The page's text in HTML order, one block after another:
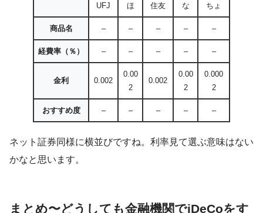
UFJ
ほ
住友
な
ちょ
商品名 – – – – –
経費率（％） – – – – –
金利 0.002
0.00
2
0.002
0.00
2
0.000
2
おすすめ度 – – – – –
ネット証券同様に横並びですね。利率見て選ぶ意味はない
かなと思います。
まとめ〜どうしても金融機関でiDeCoをす